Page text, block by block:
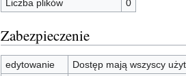
Liczba plików
0
Zabezpieczenie
edytowanie
Dostęp mają wszyscy